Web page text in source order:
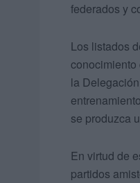
federados y
Los listados
conocimiento
la
se produzca
En virtud de
partidos